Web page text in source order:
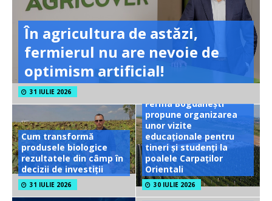
În agricultura de astăzi,
fermierul nu are nevoie de
optimism artificial!
31 IULIE 2026
Cum transformă
produsele biologice
rezultatele din câmp în
decizii de investiții
31 IULIE 2026
Ferma Bogdănești
propune organizarea
unor vizite
educaționale pentru
tineri și studenți la
poalele Carpaților
Orientali
30 IULIE 2026